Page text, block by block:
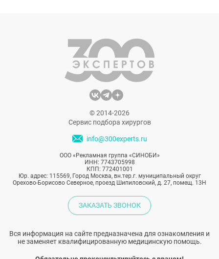
какие операции помогли Алле Пугачевой
так роскошно выглядеть в 71 год.
© 2014-2026
Сервис подбора хирургов
info@300experts.ru
ООО «Рекламная группа «СИНОБИ»
ИНН: 7743705998
КПП: 772401001
Юр. адрес: 115569, Город Москва, вн.тер.г. муниципальный округ
Орехово-Борисово Северное, проезд Шипиловский, д. 27, помещ. 13Н
ЗАКАЗАТЬ ЗВОНОК
Вся информация на сайте предназначена для ознакомления и
не заменяет квалифицированную медицинскую помощь.